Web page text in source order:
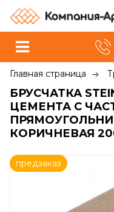
Главная страница
БРУСЧАТКА
ЦЕМЕНТА С
КОРИЧНЕВАЯ
предзаказ